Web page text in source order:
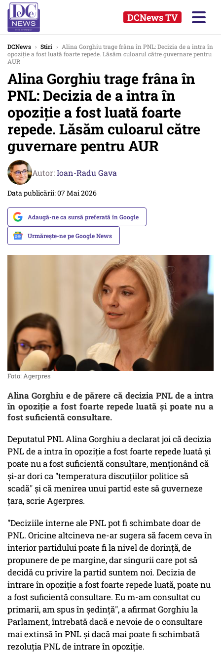
DCNews TV
DCNews › Stiri › Alina Gorghiu trage frâna în PNL: Decizia de a intra în
opoziție a fost luată foarte repede. Lăsăm culoarul către guvernare pentru
AUR
Alina Gorghiu trage frâna în
PNL: Decizia de a intra în
opoziție a fost luată foarte
repede. Lăsăm culoarul către
guvernare pentru AUR
Autor:Ioan-Radu Gava
Data publicării: 07 Mai 2026
Adaugă-ne ca sursă preferată în Google
Urmărește-ne pe Google News
Foto: Agerpres
Alina Gorghiu e de părere că decizia PNL de a intra
în opoziţie a fost foarte repede luată şi poate nu a
fost suficientă consultare.
Deputatul PNL Alina Gorghiu a declarat joi că decizia
PNL de a intra în opoziţie a fost foarte repede luată şi
poate nu a fost suficientă consultare, menţionând că
şi-ar dori ca "temperatura discuţiilor politice să
scadă" şi că menirea unui partid este să guverneze
ţara, scrie Agerpres.
"Deciziile interne ale PNL pot fi schimbate doar de
PNL. Oricine altcineva ne-ar sugera să facem ceva în
interior partidului poate fi la nivel de dorinţă, de
propunere de pe margine, dar singurii care pot să
decidă cu privire la partid suntem noi. Decizia de
intrare în opoziţie a fost foarte repede luată, poate nu
a fost suficientă consultare. Eu m-am consultat cu
primarii, am spus în şedinţă", a afirmat Gorghiu la
Parlament, întrebată dacă e nevoie de o consultare
mai extinsă în PNL şi dacă mai poate fi schimbată
rezoluţia PNL de intrare în opoziţie.